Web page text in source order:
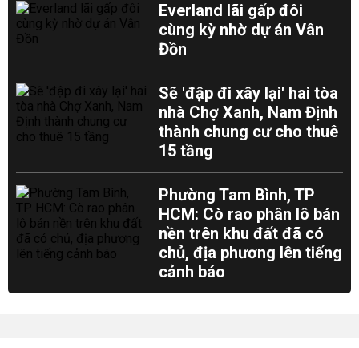
Everland lãi gấp đôi
cùng kỳ nhờ dự án Vân
Đồn
Sẽ 'đập đi xây lại' hai tòa
nhà Chợ Xanh, Nam Định
thành chung cư cho thuê
15 tầng
Phường Tam Bình, TP
HCM: Cò rao phân lô bán
nền trên khu đất đã có
chủ, địa phương lên tiếng
cảnh báo